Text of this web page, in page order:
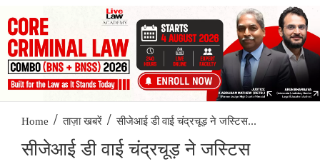
Home / ताज़ा खबरें / सीजेआई डी वाई चंद्रचूड़ ने जस्टिस...
सीजेआई डी वाई चंद्रचूड़ ने जस्टिस